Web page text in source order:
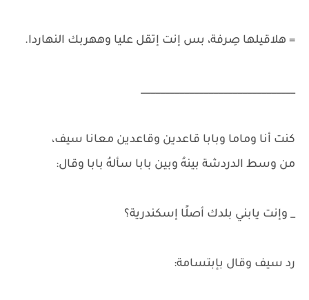
= هلاقيلها صِرفة، بس إنت إتقل عليا وههربك النهاردا.
________________________________
كنت أنا وماما وبابا قاعدين وقاعدين معانا سيف،
من وسط الدردشة بينهُ وبين بابا سألهُ بابا وقال:
_ وإنت يابني بلدك أصلًا إسكندرية؟
رد سيف وقال بإبتسامة: